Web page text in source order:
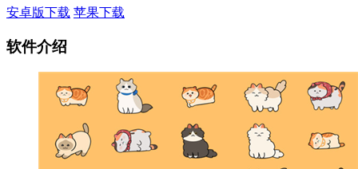
安卓版下载 苹果下载
软件介绍